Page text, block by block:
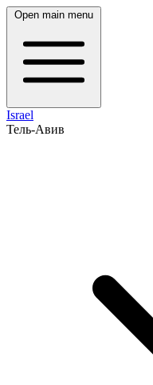
Open main menu
Israel
Тель-Авив